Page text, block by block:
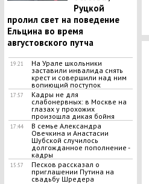
Руцкой
пролил свет на поведение
Ельцина во время
августовского путча
19:21
На Урале школьники
заставили инвалида снять
крест и совершили над ним
вопиющий поступок
17:57
Кадры не для
слабонервных: в Москве на
глазах у прохожих
произошла дикая бойня
17:44
В семье Александра
Овечкина и Анастасии
Шубской случилось
долгожданное пополнение -
кадры
15:57
Песков рассказал о
приглашении Путина на
свадьбу Шредера